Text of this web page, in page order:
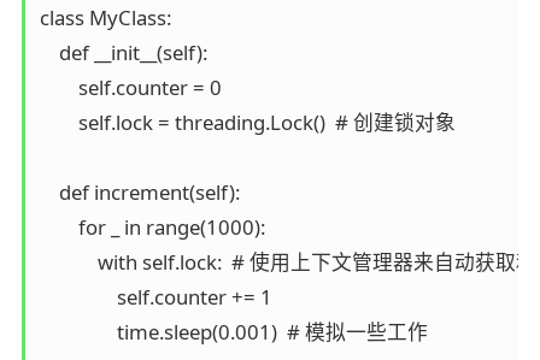
class MyClass:
    def __init__(self):
        self.counter = 0
        self.lock = threading.Lock()  # 创建锁对象
    def increment(self):
        for _ in range(1000):
with self.lock:  # 使用上下文管理器来自动获取
                self.counter += 1
                time.sleep(0.001)  # 模拟一些工作